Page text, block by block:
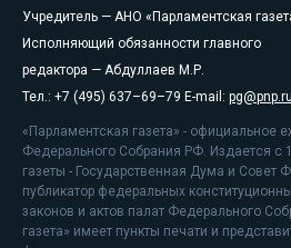
Учредитель — АНО «Парламентская
Исполняющий обязанности главного
редактора — Абдуллаев М.Р.
Тел.: +7 (495) 637–69–79 E-mail: pg@pnp.ru
«Парламентская газета» - официальное
Федерального Собрания РФ. Издается с
газеты - Государственная Дума и
публикатор федеральных
законов и актов палат Федерального
газета» имеет пункты печати и